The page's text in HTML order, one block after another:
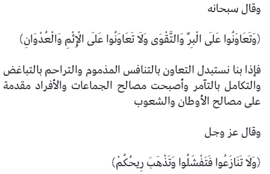
وقال سبحانه
﴿وَتَعَاوَنُوا عَلَى الْبِرِّ وَالتَّقْوَى وَلَا تَعَاوَنُوا عَلَى الْإِثْمِ وَالْعُدْوَانِ﴾
فإذا بنا نستبدل التعاون بالتنافس المذموم والتراحم بالتباغض
والتكامل بالتآمر وأصبحت مصالح الجماعات والأفراد مقدمة
على مصالح الأوطان والشعوب
وقال عز وجل
﴿وَلَا تَنَازَعُوا فَتَفْشَلُوا وَتَذْهَبَ رِيحُكُمْ﴾